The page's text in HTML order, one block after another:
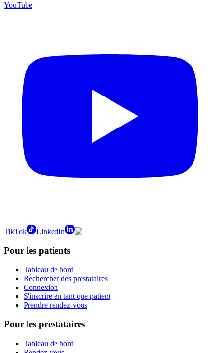
YouTube
TikTok LinkedIn
Pour les patients
Tableau de bord
Rechercher des prestataires
Connexion
S'inscrire en tant que patient
Prendre rendez-vous
Pour les prestataires
Tableau de bord